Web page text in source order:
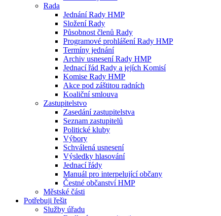
Rada
Jednání Rady HMP
Složení Rady
Působnost členů Rady
Programové prohlášení Rady HMP
Termíny jednání
Archiv usnesení Rady HMP
Jednací řád Rady a jejích Komisí
Komise Rady HMP
Akce pod záštitou radních
Koaliční smlouva
Zastupitelstvo
Zasedání zastupitelstva
Seznam zastupitelů
Politické kluby
Výbory
Schválená usnesení
Výsledky hlasování
Jednací řády
Manuál pro interpelující občany
Čestné občanství HMP
Městské části
Potřebuji řešit
Služby úřadu